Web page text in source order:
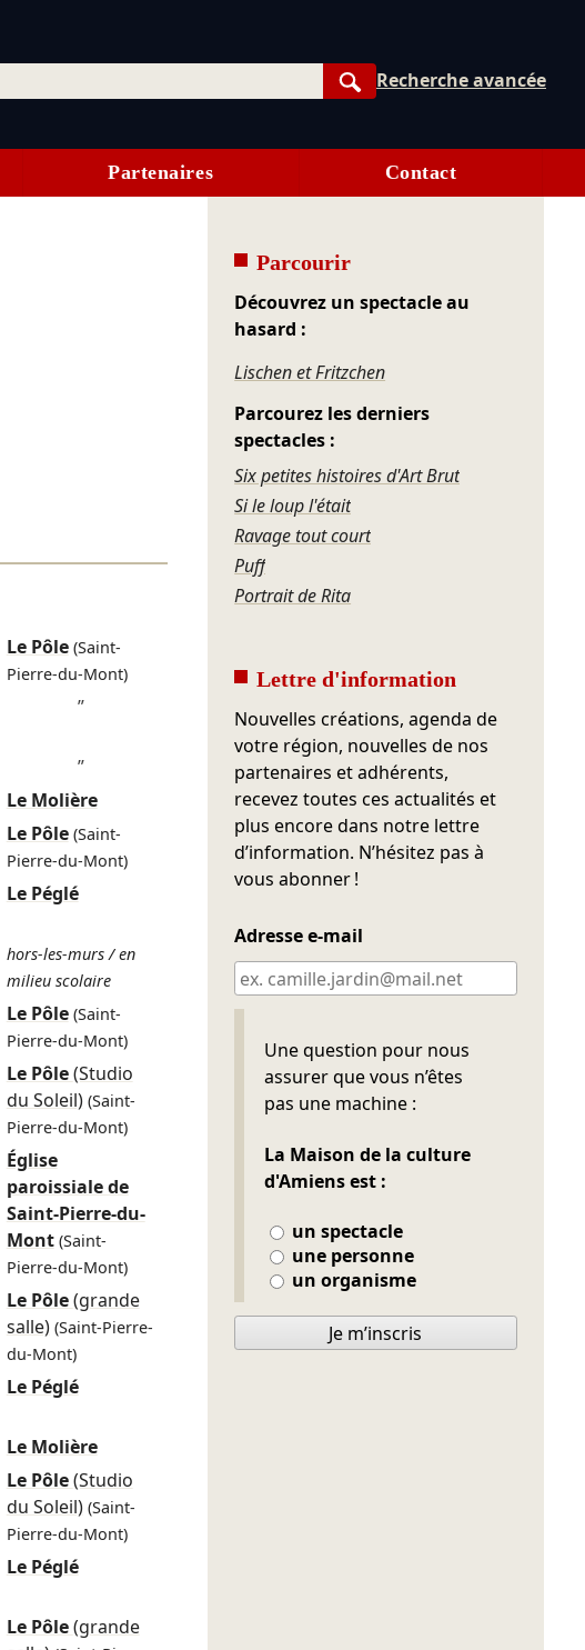
Rechercher
Recherche avancée
Partenaires Contact
Le Pôle (Saint-
Pierre-du-Mont)
”
”
Le Molière
Le Pôle (Saint-
Pierre-du-Mont)
Le Péglé
hors-les-murs / en
milieu scolaire
Le Pôle (Saint-
Pierre-du-Mont)
Le Pôle(Studio
du Soleil) (Saint-
Pierre-du-Mont)
Église
paroissiale de
Saint-Pierre-du-
Mont (Saint-
Pierre-du-Mont)
Le Pôle(grande
salle) (Saint-Pierre-
du-Mont)
Le Péglé
Le Molière
Le Pôle(Studio
du Soleil) (Saint-
Pierre-du-Mont)
Le Péglé
Le Pôle(grande
Parcourir
Découvrez un spectacle au
hasard :
Lischen et Fritzchen
Parcourez les derniers
spectacles :
Six petites histoires d'Art Brut
Si le loup l'était
Ravage tout court
Puff
Portrait de Rita
Lettre d'information
Nouvelles créations, agenda de
votre région, nouvelles de nos
partenaires et adhérents,
recevez toutes ces actualités et
plus encore dans notre lettre
d’information. N’hésitez pas à
vous abonner !
Adresse e-mail
Une question pour nous
assurer que vous n’êtes
pas une machine :
La Maison de la culture
d'Amiens est :
un spectacle
une personne
un organisme
Ne pas remplir
Je m’inscris